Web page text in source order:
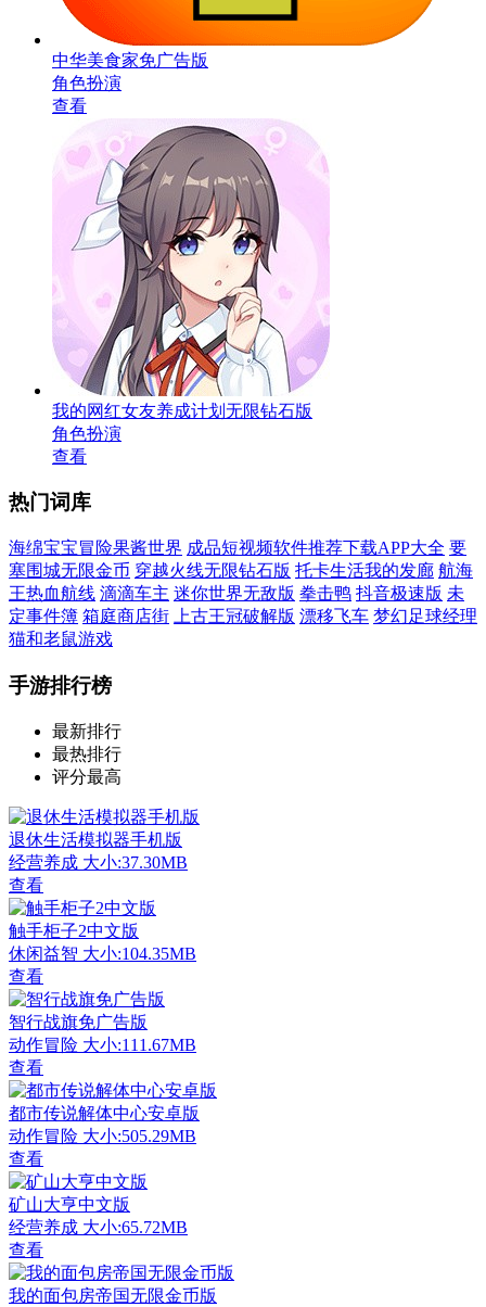
中华美食家免广告版
角色扮演
查看
我的网红女友养成计划无限钻石版
角色扮演
查看
热门词库
海绵宝宝冒险果酱世界 成品短视频软件推荐下载APP大全 要
塞围城无限金币 穿越火线无限钻石版 托卡生活我的发廊 航海
王热血航线 滴滴车主 迷你世界无敌版 拳击鸭 抖音极速版 未
定事件簿 箱庭商店街 上古王冠破解版 漂移飞车 梦幻足球经理
猫和老鼠游戏
手游排行榜
最新排行
最热排行
评分最高
退休生活模拟器手机版
经营养成 大小:37.30MB
查看
触手柜子2中文版
休闲益智 大小:104.35MB
查看
智行战旗免广告版
动作冒险 大小:111.67MB
查看
都市传说解体中心安卓版
动作冒险 大小:505.29MB
查看
矿山大亨中文版
经营养成 大小:65.72MB
查看
我的面包房帝国无限金币版